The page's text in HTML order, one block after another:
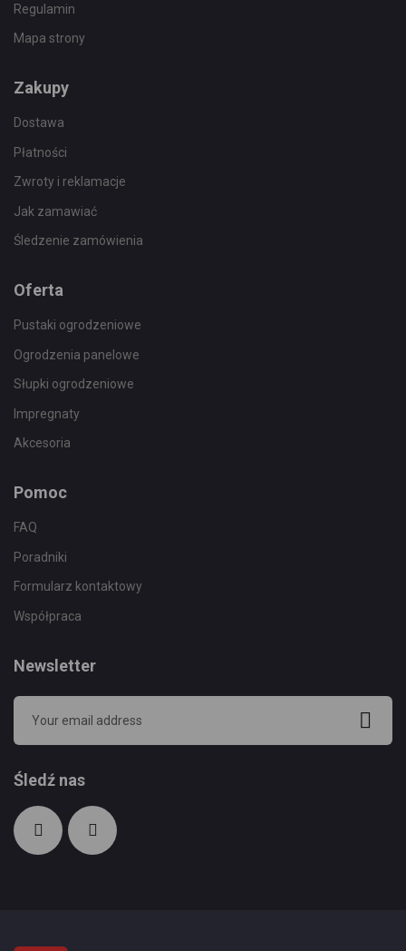
Regulamin
Mapa strony
Zakupy
Dostawa
Płatności
Zwroty i reklamacje
Jak zamawiać
Śledzenie zamówienia
Oferta
Pustaki ogrodzeniowe
Ogrodzenia panelowe
Słupki ogrodzeniowe
Impregnaty
Akcesoria
Pomoc
FAQ
Poradniki
Formularz kontaktowy
Współpraca
Newsletter
Śledź nas